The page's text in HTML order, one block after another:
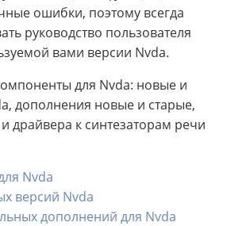
ошибки, поэтому всегда
руководство пользователя
вами версии Nvda.
для Nvda: новые и
дополнения новые и старые,
драйвера к синтезаторам речи
Nvda
версий Nvda
дополнений для Nvda